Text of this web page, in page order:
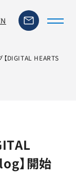
DIGITAL HEARTS
】開始